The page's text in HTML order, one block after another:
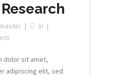
Research
In
dolor sit amet,
adipiscing elit, sed